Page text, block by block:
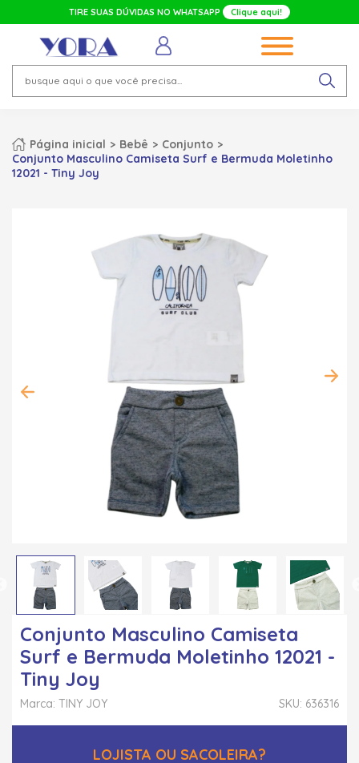
TIRE SUAS DÚVIDAS NO WHATSAPP Clique aqui!
Página inicial Bebê
Conjunto
Conjunto Masculino Camiseta Surf e Bermuda Moletinho
12021 - Tiny Joy
Conjunto Masculino Camiseta
Surf e Bermuda Moletinho 12021 -
Tiny Joy
SKU: 636316
Marca: TINY JOY
LOJISTA OU SACOLEIRA?